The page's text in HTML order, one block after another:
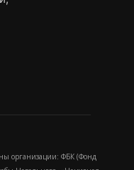
организации: ФБК (Фонд